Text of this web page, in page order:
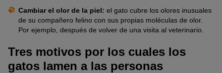
Cambiar el olor de la piel: el gato cubre los olores inusuales
de su compañero felino con sus propias moléculas de olor.
Por ejemplo, después de volver de una visita al veterinario.
Tres motivos por los cuales los
gatos lamen a las personas